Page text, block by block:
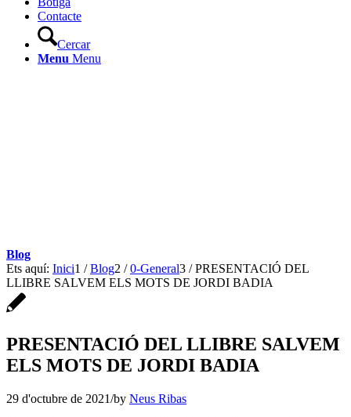
Contacte
Cercar
Menu Menu
Blog
Ets aquí: Inici1 / Blog2 / 0-General3 / PRESENTACIÓ DEL
LLIBRE SALVEM ELS MOTS DE JORDI BADIA
PRESENTACIÓ DEL LLIBRE SALVEM
ELS MOTS DE JORDI BADIA
29 d'octubre de 2021/by Neus Ribas